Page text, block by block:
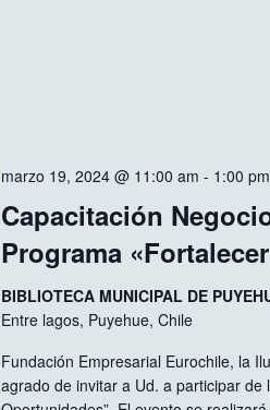
Capacitación
Programa
marzo 19, 2024 @ 11:00 am - 1:00 pm
BIBLIOTECA MUNICIPAL DE
Entre lagos, Puyehue, Chile
Fundación Empresarial Eurochile, la
agrado de invitar a Ud. a participar de